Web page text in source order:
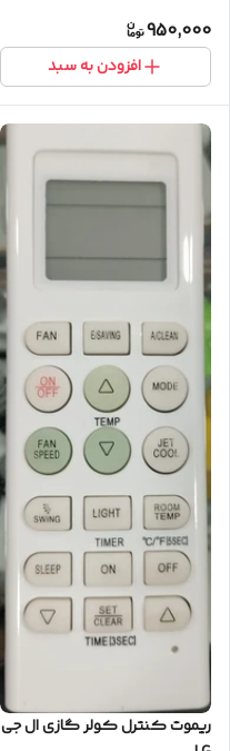
950,000
افزودن به سبد
ریموت کنترل کولر گازی ال جی